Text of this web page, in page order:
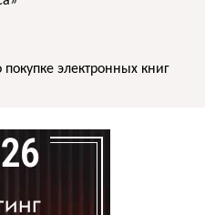
электронных книг